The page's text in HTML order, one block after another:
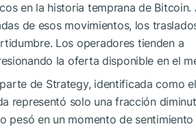
en la historia temprana de Bitcoin.
de esos movimientos, los
Los operadores tienden a
la oferta disponible en el
de Strategy, identificada como
representó solo una fracción
pesó en un momento de